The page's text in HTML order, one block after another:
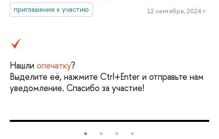
приглашение к участию
12 сентября, 2024 г.
Нашли опечатку?
Выделите её, нажмите Ctrl+Enter и отправьте нам
уведомление. Спасибо за участие!